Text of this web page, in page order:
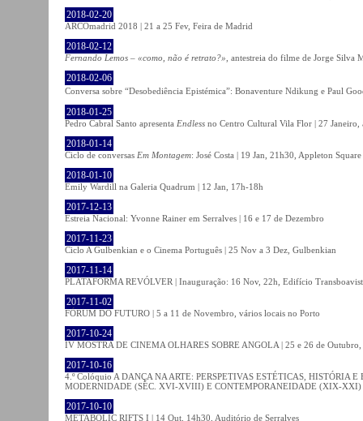
2018-02-20
ARCOmadrid 2018 | 21 a 25 Fev, Feira de Madrid
2018-02-12
Fernando Lemos – «como, não é retrato?» , antestreia do filme de Jorge Silva
2018-02-06
Conversa sobre “Desobediência Epistémica”: Bonaventure Ndikung e Paul
2018-01-25
Pedro Cabral Santo apresenta Endless no Centro Cultural Vila Flor | 27 Janeiro,
2018-01-14
Ciclo de conversas Em Montagem: José Costa | 19 Jan, 21h30, Appleton Square
2018-01-10
Emily Wardill na Galeria Quadrum | 12 Jan, 17h-18h
2017-12-13
Estreia Nacional: Yvonne Rainer em Serralves | 16 e 17 de Dezembro
2017-11-23
Ciclo A Gulbenkian e o Cinema Português | 25 Nov a 3 Dez, Gulbenkian
2017-11-14
PLATAFORMA REVÓLVER | Inauguração: 16 Nov, 22h, Edifício
2017-11-02
FÓRUM DO FUTURO | 5 a 11 de Novembro, vários locais no Porto
2017-10-24
IV MOSTRA DE CINEMA OLHARES SOBRE ANGOLA | 25 e 26 de
2017-10-16
4.º Colóquio A DANÇA NA ARTE: PERSPETIVAS ESTÉTICAS, HISTÓRIA
MODERNIDADE (SÉC. XVI-XVIII) E CONTEMPORANEIDADE (XIX-XXI)
2017-10-10
METABOLIC RIFTS I | 14 Out, 14h30, Auditório de Serralves